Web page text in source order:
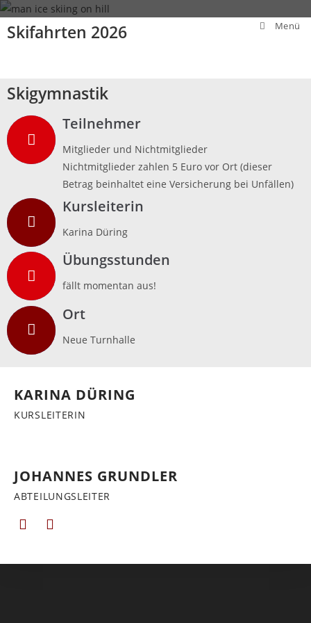
Menü
Skifahrten 2026
Skigymnastik
Teilnehmer
Mitglieder und Nichtmitglieder
Nichtmitglieder zahlen 5 Euro vor Ort (dieser
Betrag beinhaltet eine Versicherung bei Unfällen)
Kursleiterin
Karina Düring
Übungsstunden
fällt momentan aus!
Ort
Neue Turnhalle
KARINA DÜRING
KURSLEITERIN
JOHANNES GRUNDLER
ABTEILUNGSLEITER